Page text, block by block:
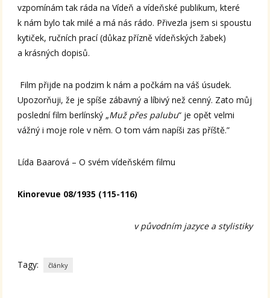
vzpomínám tak ráda na Vídeň a vídeňské publikum, které
k nám bylo tak milé a má nás rádo. Přivezla jsem si spoustu
kytiček, ručních prací (důkaz přízně vídeňských žabek)
a krásných dopisů.
Film přijde na podzim k nám a počkám na váš úsudek.
Upozorňuji, že je spíše zábavný a líbivý než cenný. Zato můj
poslední film berlínský „Muž přes palubu“ je opět velmi
vážný i moje role v něm. O tom vám napíši zas příště.”
Lída Baarová – O svém vídeňském filmu
Kinorevue 08/1935 (115-116)
v původním jazyce a stylistiky
Tagy: články